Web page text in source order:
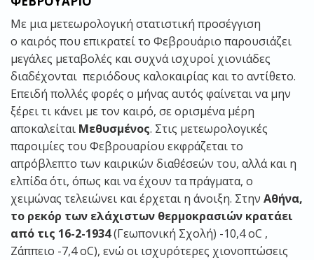
Με μια μετεωρολογική στατιστική προσέγγιση
ο καιρός που επικρατεί το Φεβρουάριο παρουσιάζει
μεγάλες μεταβολές και συχνά ισχυροί χιονιάδες
διαδέχονται περιόδους καλοκαιρίας και το αντίθετο.
Επειδή πολλές φορές ο μήνας αυτός φαίνεται να μην
ξέρει τι κάνει με τον καιρό, σε ορισμένα μέρη
αποκαλείται Μεθυσμένος. Στις μετεωρολογικές
παροιμίες του Φεβρουαρίου εκφράζεται το
απρόβλεπτο των καιρικών διαθέσεών του, αλλά και η
ελπίδα ότι, όπως και να έχουν τα πράγματα, ο
χειμώνας τελειώνει και έρχεται η άνοιξη. Στην Αθήνα,
το ρεκόρ των ελάχιστων θερμοκρασιών κρατάει
από τις 16-2-1934(Γεωπονική Σχολή) -10,4 οC ,
Ζάππειο -7,4 οC), ενώ οι ισχυρότερες χιονοπτώσεις